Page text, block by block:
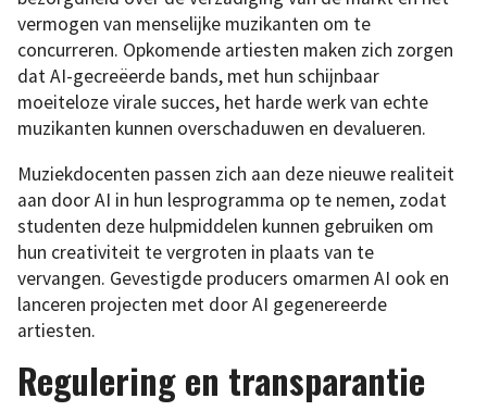
vermogen van menselijke muzikanten om te
concurreren. Opkomende artiesten maken zich zorgen
dat AI-gecreëerde bands, met hun schijnbaar
moeiteloze virale succes, het harde werk van echte
muzikanten kunnen overschaduwen en devalueren.
Muziekdocenten passen zich aan deze nieuwe realiteit
aan door AI in hun lesprogramma op te nemen, zodat
studenten deze hulpmiddelen kunnen gebruiken om
hun creativiteit te vergroten in plaats van te
vervangen. Gevestigde producers omarmen AI ook en
lanceren projecten met door AI gegenereerde
artiesten.
Regulering en transparantie